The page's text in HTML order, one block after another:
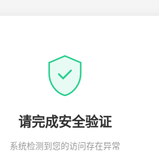
请完成安全验证
系统检测到您的访问存在异常